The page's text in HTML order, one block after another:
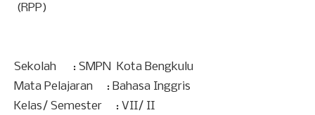
(RPP)
Sekolah
: SMPN Kota Bengkulu
Mata Pelajaran
: Bahasa Inggris
Kelas/ Semester
: VII/ II